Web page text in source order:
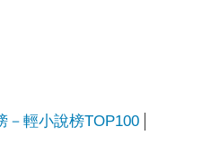
－輕小說榜TOP100